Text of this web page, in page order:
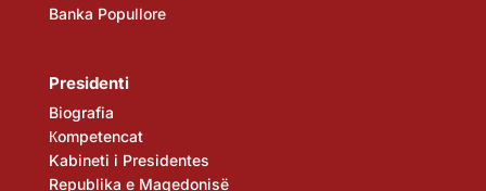
Banka Popullore
Presidenti
Biografia
Кompetencat
Kabineti i Presidentes
Republika e Maqedonisë